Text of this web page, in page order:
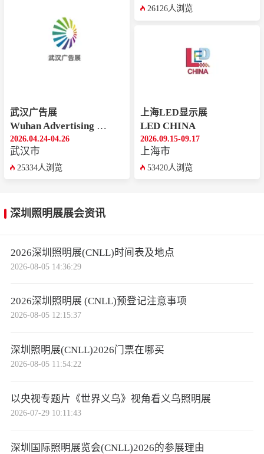
武汉广告展
Wuhan Advertising Exhibition
2026.04.24-04.26
武汉市
25334人浏览
26126人浏览
上海LED显示展
LED CHINA
2026.09.15-09.17
上海市
53420人浏览
深圳照明展展会资讯
2026深圳照明展(CNLL)时间表及地点
2026-08-05 14:36:29
2026深圳照明展 (CNLL)预登记注意事项
2026-08-05 12:15:37
深圳照明展(CNLL)2026门票在哪买
2026-08-05 11:54:22
以央视专题片《世界义乌》视角看义乌照明展
2026-07-29 10:11:43
深圳国际照明展览会(CNLL)2026的参展理由